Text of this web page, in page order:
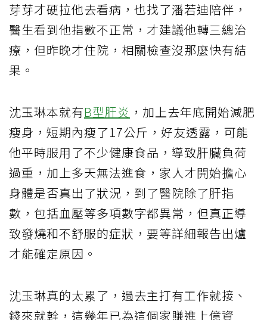
芽芽才硬拉他去看病，也找了潘若迪陪伴，
醫生看到他指數不正常，才建議他轉三總治
療，但昨晚才住院，相關檢查沒那麼快有結
果。
沈玉琳本就有B型肝炎 ，加上去年底開始減肥
瘦身，短期內瘦了17公斤，好友透露，可能
他平時服用了不少健康食品，導致肝臟負荷
過重，加上多天無法進食，家人才開始擔心
身體是否真出了狀況，到了醫院除了肝指
數，包括血壓等多項數字都異常，但真正導
致發燒和不舒服的症狀，要等詳細報告出爐
才能確定原因。
沈玉琳真的太累了，過去主打有工作就接、
錢來就幹，這幾年已為這個家賺進上億資